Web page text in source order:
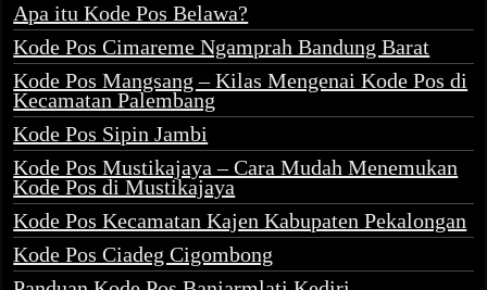
Apa itu Kode Pos Belawa?
Kode Pos Cimareme Ngamprah Bandung Barat
Kode Pos Mangsang – Kilas Mengenai Kode Pos di
Kecamatan Palembang
Kode Pos Sipin Jambi
Kode Pos Mustikajaya – Cara Mudah Menemukan
Kode Pos di Mustikajaya
Kode Pos Kecamatan Kajen Kabupaten Pekalongan
Kode Pos Ciadeg Cigombong